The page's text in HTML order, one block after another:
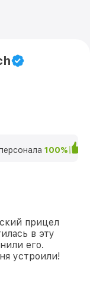
100%
прицел
в эту
его.
устроили!